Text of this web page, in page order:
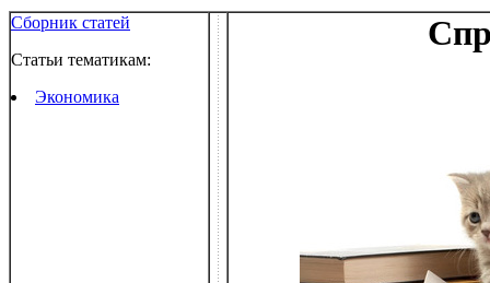
Сборник статей
Статьи тематикам:
Экономика